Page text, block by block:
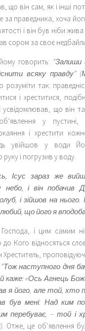
що він сам, як і інші
за праведника, хоча
і він був ніби
сором за своє
говорить:
всяку правду”
розуміти так:
і хреститися,
усвідомлював, що він
у
і хрестити
увійшов у води
і погрузив у воду.
Ісус зараз же
небо, і він побачив
і зійшов на нього.
що його я
і цим самим
Кого відносяться
Хреститель,
“Тож наступного дня
каже: «Ось Агнець
я його, але той, хто
був мені: Над ким
перебуває, – той і
Отже, це об’явлення